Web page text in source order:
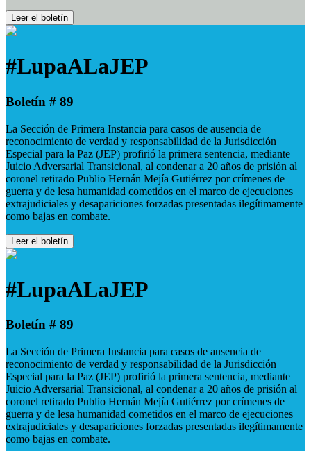
Leer el boletín
#LupaALaJEP
Boletín # 89
La Sección de Primera Instancia para casos de ausencia de
reconocimiento de verdad y responsabilidad de la Jurisdicción
Especial para la Paz (JEP) profirió la primera sentencia, mediante
Juicio Adversarial Transicional, al condenar a 20 años de prisión al
coronel retirado Publio Hernán Mejía Gutiérrez por crímenes de
guerra y de lesa humanidad cometidos en el marco de ejecuciones
extrajudiciales y desapariciones forzadas presentadas ilegítimamente
como bajas en combate.
Leer el boletín
#LupaALaJEP
Boletín # 89
La Sección de Primera Instancia para casos de ausencia de
reconocimiento de verdad y responsabilidad de la Jurisdicción
Especial para la Paz (JEP) profirió la primera sentencia, mediante
Juicio Adversarial Transicional, al condenar a 20 años de prisión al
coronel retirado Publio Hernán Mejía Gutiérrez por crímenes de
guerra y de lesa humanidad cometidos en el marco de ejecuciones
extrajudiciales y desapariciones forzadas presentadas ilegítimamente
como bajas en combate.